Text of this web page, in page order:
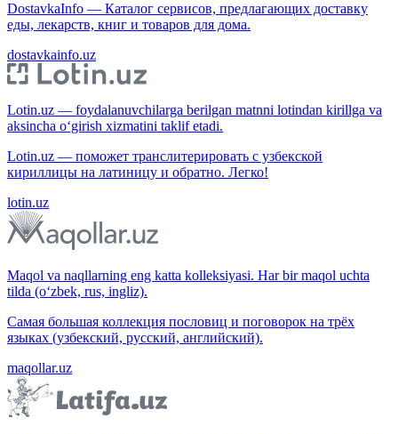
DostavkaInfo — Каталог сервисов, предлагающих доставку
еды, лекарств, книг и товаров для дома.
dostavkainfo.uz
Lotin.uz — foydalanuvchilarga berilgan matnni lotindan kirillga va
aksincha o‘girish xizmatini taklif etadi.
Lotin.uz — поможет транслитерировать с узбекской
кириллицы на латиницу и обратно. Легко!
lotin.uz
Maqol va naqllarning eng katta kolleksiyasi. Har bir maqol uchta
tilda (o‘zbek, rus, ingliz).
Самая большая коллекция пословиц и поговорок на трёх
языках (узбекский, русский, английский).
maqollar.uz